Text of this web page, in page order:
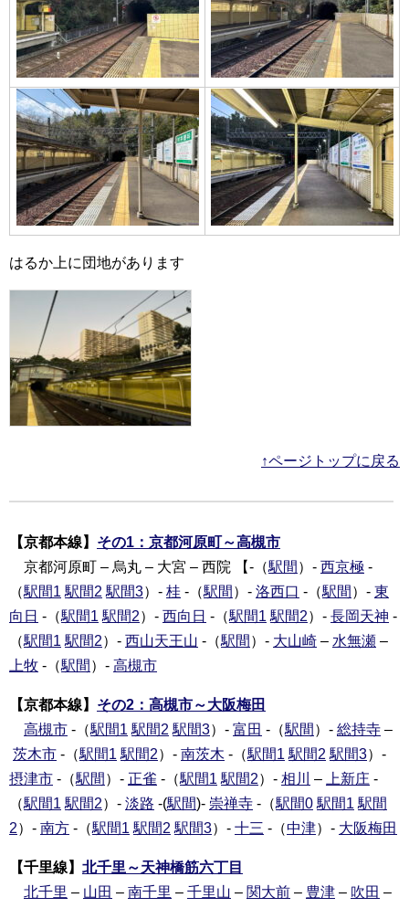
はるか上に団地があります
↑ページトップに戻る
【京都本線】 その1：京都河原町～高槻市
京都河原町 – 烏丸 – 大宮 – 西院 【-（駅間 ）- 西京極 -
（駅間1 駅間2 駅間3）- 桂 -（駅間 ）- 洛西口 -（駅間 ）- 東
向日 -（駅間1 駅間2）- 西向日 -（駅間1 駅間2）- 長岡天神 -
（駅間1 駅間2）- 西山天王山 -（駅間 ）- 大山崎 – 水無瀬 –
上牧 -（駅間 ）- 高槻市
【京都本線】 その2：高槻市～大阪梅田
高槻市 -（駅間1 駅間2 駅間3）- 富田 -（駅間 ）- 総持寺 –
茨木市 -（駅間1 駅間2）- 南茨木 -（駅間1 駅間2 駅間3）-
摂津市 -（駅間 ）- 正雀 -（駅間1 駅間2）- 相川 – 上新庄 -
（駅間1 駅間2）- 淡路 -(駅間)- 崇禅寺 -（駅間0 駅間1 駅間
2）- 南方 -（駅間1 駅間2 駅間3）- 十三 -（中津）- 大阪梅田
【千里線】 北千里～天神橋筋六丁目
北千里 – 山田 – 南千里 – 千里山 – 関大前 – 豊津 – 吹田 –